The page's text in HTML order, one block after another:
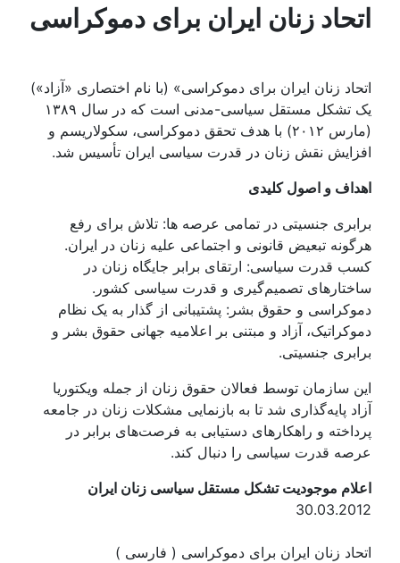
اتحاد زنان ایران برای دموکراسی
اتحاد زنان ایران برای دموکراسی» (با نام اختصاری «آزاد»)
یک تشکل مستقل سیاسی-مدنی است که در سال ۱۳۸۹
(مارس ۲۰۱۲) با هدف تحقق دموکراسی، سکولاریسم و
افزایش نقش زنان در قدرت سیاسی ایران تأسیس شد.
اهداف و اصول کلیدی
برابری جنسیتی در تمامی عرصه ها: تلاش برای رفع
هرگونه تبعیض قانونی و اجتماعی علیه زنان در ایران.
کسب قدرت سیاسی: ارتقای برابر جایگاه زنان در
ساختارهای تصمیم‌گیری و قدرت سیاسی کشور.
دموکراسی و حقوق بشر: پشتیبانی از گذار به یک نظام
دموکراتیک، آزاد و مبتنی بر اعلامیه جهانی حقوق بشر و
برابری جنسیتی.
این سازمان توسط فعالان حقوق زنان از جمله ویکتوریا
آزاد پایه‌گذاری شد تا به بازنمایی مشکلات زنان در جامعه
پرداخته و راهکارهای دستیابی به فرصت‌های برابر در
عرصه قدرت سیاسی را دنبال کند.
اعلام موجودیت تشکل مستقل سیاسی زنان ایران
30.03.2012
اتحاد زنان ایران برای دموکراسی ( فارسی )